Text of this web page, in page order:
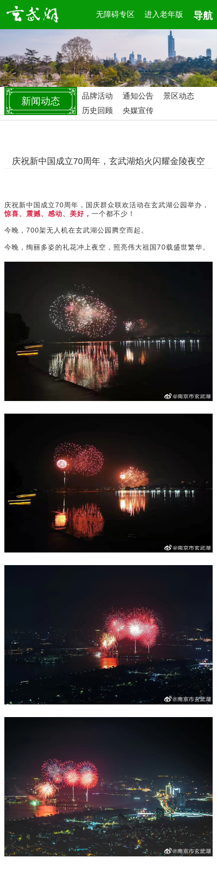
无障碍专区 进入老年版 导航
新闻动态 品牌活动 通知公告
景区动态
历史回顾
央媒宣传
庆祝新中国成立70周年，玄武湖焰火闪耀金陵夜空
庆祝新中国成立70周年，国庆群众联欢活动在玄武湖公园举办，
惊喜、震撼、感动、美好， 一个都不少！
今晚，700架无人机在玄武湖公园腾空而起。
今晚， 绚丽多姿的礼花冲上夜空，照亮伟大祖国70载盛世繁华。